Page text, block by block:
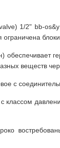
1/2" bb-
обеспечивает
веществ
с
классом